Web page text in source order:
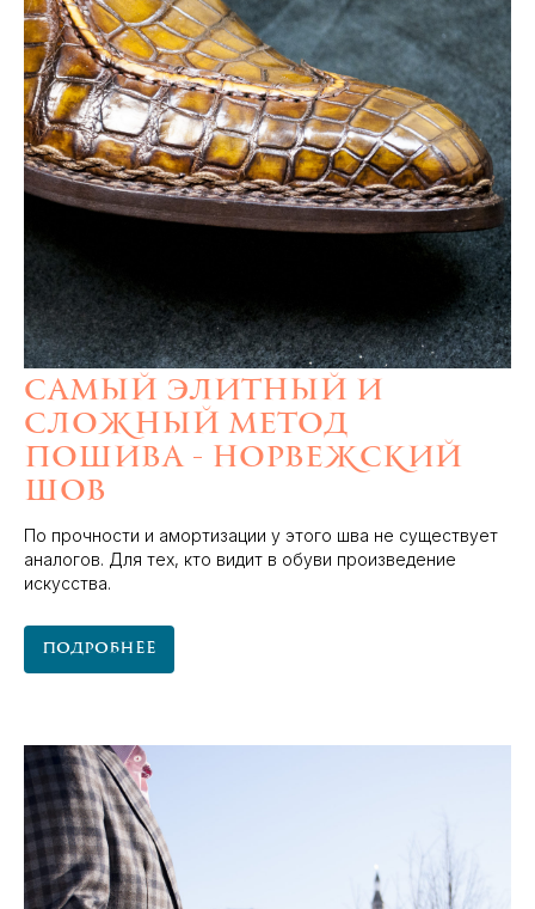
Самый элитный и
сложный метод
пошива - норвежский
шов
По прочности и амортизации у этого шва не существует
аналогов. Для тех, кто видит в обуви произведение
искусства.
Подробнее